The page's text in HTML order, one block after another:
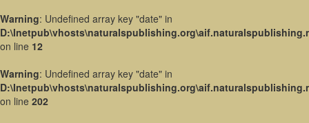
Warning: Undefined array key "date" in
on line 12
Warning: Undefined array key "date" in
on line 202